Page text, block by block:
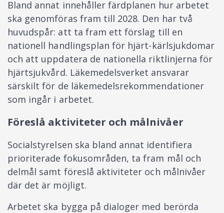
Bland annat innehåller färdplanen hur arbetet
ska genomföras fram till 2028. Den har två
huvudspår: att ta fram ett förslag till en
nationell handlingsplan för hjärt-kärlsjukdomar
och att uppdatera de nationella riktlinjerna för
hjärtsjukvård. Läkemedelsverket ansvarar
särskilt för de läkemedelsrekommendationer
som ingår i arbetet.
Föreslå aktiviteter och målnivåer
Socialstyrelsen ska bland annat identifiera
prioriterade fokusområden, ta fram mål och
delmål samt föreslå aktiviteter och målnivåer
där det är möjligt.
Arbetet ska bygga på dialoger med berörda